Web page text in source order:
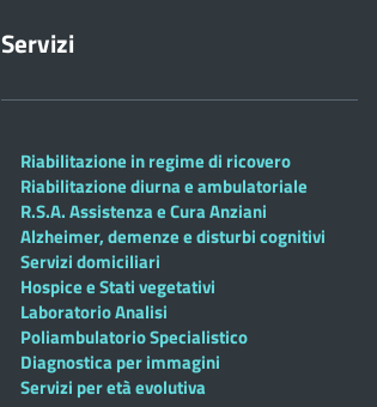
Servizi
Riabilitazione in regime di ricovero
Riabilitazione diurna e ambulatoriale
R.S.A. Assistenza e Cura Anziani
Alzheimer, demenze e disturbi cognitivi
Servizi domiciliari
Hospice e Stati vegetativi
Laboratorio Analisi
Poliambulatorio Specialistico
Diagnostica per immagini
Servizi per età evolutiva